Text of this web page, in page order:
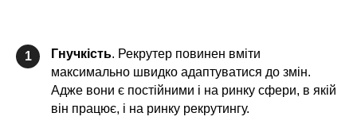
1 Гнучкість. Рекрутер повинен вміти
максимально швидко адаптуватися до змін.
Адже вони є постійними і на ринку сфери, в якій
він працює, і на ринку рекрутингу.